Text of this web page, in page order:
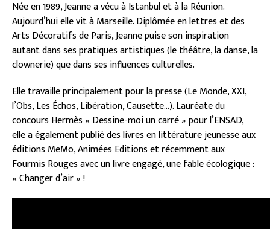
Née en 1989, Jeanne a vécu à Istanbul et à la Réunion.
Aujourd’hui elle vit à Marseille. Diplômée en lettres et des
Arts Décoratifs de Paris, Jeanne puise son inspiration
autant dans ses pratiques artistiques (le théâtre, la danse, la
clownerie) que dans ses influences culturelles.
Elle travaille principalement pour la presse (Le Monde, XXI,
l’Obs, Les Échos, Libération, Causette…). Lauréate du
concours Hermès « Dessine-moi un carré » pour l’ENSAD,
elle a également publié des livres en littérature jeunesse aux
éditions MeMo, Animées Editions et récemment aux
Fourmis Rouges avec un livre engagé, une fable écologique :
« Changer d’air » !